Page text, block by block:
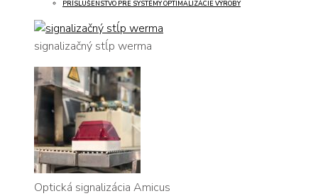
PRÍSLUŠENSTVO PRE SYSTÉMY OPTIMALIZÁCIE VÝROBY
signalizačný stĺp werma
Optická signalizácia Amicus